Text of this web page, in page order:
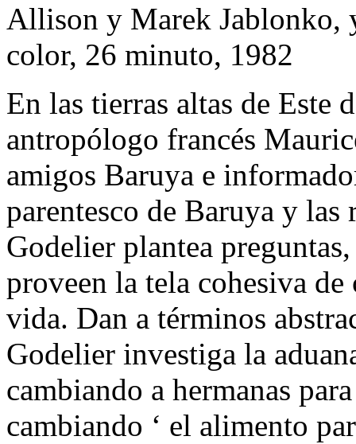
Allison y Marek Jablonko,
color, 26 minuto, 1982
En las tierras altas de Este
antropólogo francés
amigos Baruya e
parentesco de Baruya y
Godelier plantea
proveen la tela cohesiva
vida. Dan a términos
Godelier investiga la
cambiando a hermanas
cambiando ‘ el alimento